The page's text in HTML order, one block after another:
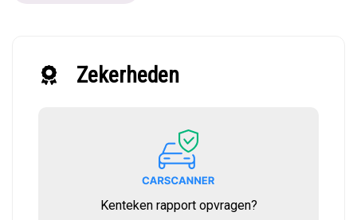
Zekerheden
Kenteken rapport opvragen?